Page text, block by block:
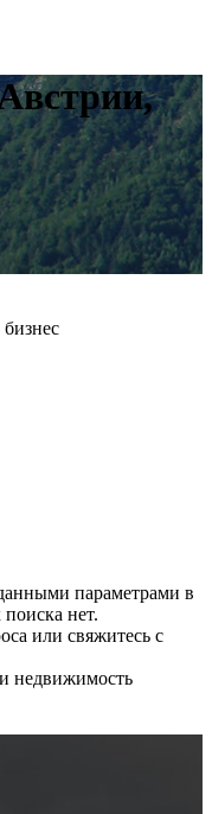
параметрами в
поиска нет.
или свяжитесь с
недвижимость